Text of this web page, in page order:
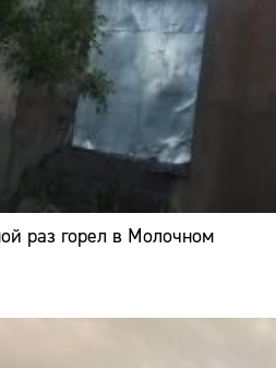
раз горел в Молочном